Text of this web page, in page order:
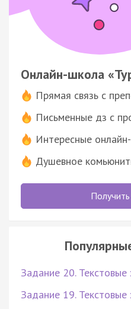
Онлайн-школа
Прямая связь с
Письменные дз с
Интересные
Душевное
Задание 20. Текстовые
Задание 19.